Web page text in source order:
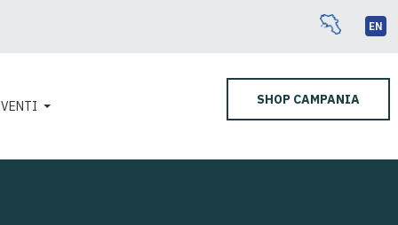
EN
SHOP CAMPANIA